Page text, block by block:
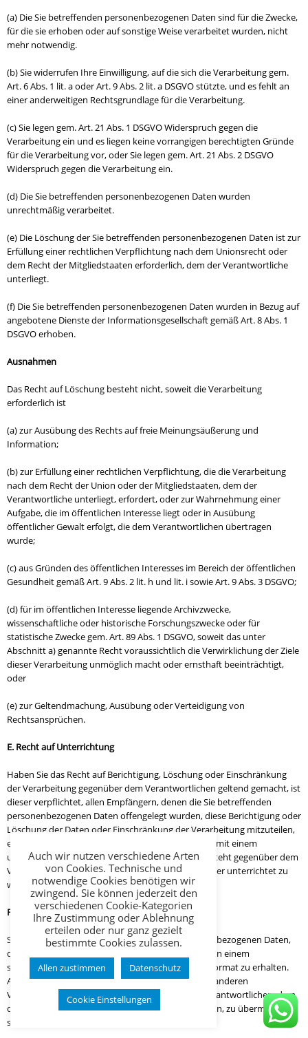
(a) Die Sie betreffenden personenbezogenen Daten sind für die Zwecke,
für die sie erhoben oder auf sonstige Weise verarbeitet wurden, nicht
mehr notwendig.
(b) Sie widerrufen Ihre Einwilligung, auf die sich die Verarbeitung gem.
Art. 6 Abs. 1 lit. a oder Art. 9 Abs. 2 lit. a DSGVO stützte, und es fehlt an
einer anderweitigen Rechtsgrundlage für die Verarbeitung.
(c) Sie legen gem. Art. 21 Abs. 1 DSGVO Widerspruch gegen die
Verarbeitung ein und es liegen keine vorrangigen berechtigten Gründe
für die Verarbeitung vor, oder Sie legen gem. Art. 21 Abs. 2 DSGVO
Widerspruch gegen die Verarbeitung ein.
(d) Die Sie betreffenden personenbezogenen Daten wurden
unrechtmäßig verarbeitet.
(e) Die Löschung der Sie betreffenden personenbezogenen Daten ist zur
Erfüllung einer rechtlichen Verpflichtung nach dem Unionsrecht oder
dem Recht der Mitgliedstaaten erforderlich, dem der Verantwortliche
unterliegt.
(f) Die Sie betreffenden personenbezogenen Daten wurden in Bezug auf
angebotene Dienste der Informationsgesellschaft gemäß Art. 8 Abs. 1
DSGVO erhoben.
Ausnahmen
Das Recht auf Löschung besteht nicht, soweit die Verarbeitung
erforderlich ist
(a) zur Ausübung des Rechts auf freie Meinungsäußerung und
Information;
(b) zur Erfüllung einer rechtlichen Verpflichtung, die die Verarbeitung
nach dem Recht der Union oder der Mitgliedstaaten, dem der
Verantwortliche unterliegt, erfordert, oder zur Wahrnehmung einer
Aufgabe, die im öffentlichen Interesse liegt oder in Ausübung
öffentlicher Gewalt erfolgt, die dem Verantwortlichen übertragen
wurde;
(c) aus Gründen des öffentlichen Interesses im Bereich der öffentlichen
Gesundheit gemäß Art. 9 Abs. 2 lit. h und lit. i sowie Art. 9 Abs. 3 DSGVO;
(d) für im öffentlichen Interesse liegende Archivzwecke,
wissenschaftliche oder historische Forschungszwecke oder für
statistische Zwecke gem. Art. 89 Abs. 1 DSGVO, soweit das unter
Abschnitt a) genannte Recht voraussichtlich die Verwirklichung der Ziele
dieser Verarbeitung unmöglich macht oder ernsthaft beeinträchtigt,
oder
(e) zur Geltendmachung, Ausübung oder Verteidigung von
Rechtsansprüchen.
E. Recht auf Unterrichtung
Haben Sie das Recht auf Berichtigung, Löschung oder Einschränkung
der Verarbeitung gegenüber dem Verantwortlichen geltend gemacht, ist
dieser verpflichtet, allen Empfängern, denen die Sie betreffenden
personenbezogenen Daten offengelegt wurden, diese Berichtigung oder
Löschung der Daten oder Einschränkung der Verarbeitung mitzuteilen,
es sei denn, dies erweist sich als unmöglich oder ist mit einem
unverhältnismäßigen Aufwand verbunden. Ihnen steht gegenüber dem
Verantwortlichen das Recht zu, über diese Empfänger unterrichtet zu
werden.
F. Recht auf Datenübertragbarkeit
Sie haben das Recht, die Sie betreffenden personenbezogenen Daten,
die Sie dem Verantwortlichen bereitgestellt haben, in einem
strukturierten, gängigen und maschinenlesbaren Format zu erhalten.
Außerdem haben Sie das Recht diese Daten einem anderen
Verantwortlichen ohne Behinderung durch den Verantwortlichen, dem
die personenbezogenen Daten bereitgestellt wurden, zu übermitteln,
sofern
Auch wir nutzen verschiedene Arten
von Cookies. Technische und
notwendige Cookies benötigen wir
zwingend. Sie können jederzeit den
verschiedenen Cookie-Kategorien
Ihre Zustimmung oder Ablehnung
erteilen oder nur ganz gezielt
bestimmte Cookies zulassen.
Allen zustimmen Datenschutz
Cookie Einstellungen